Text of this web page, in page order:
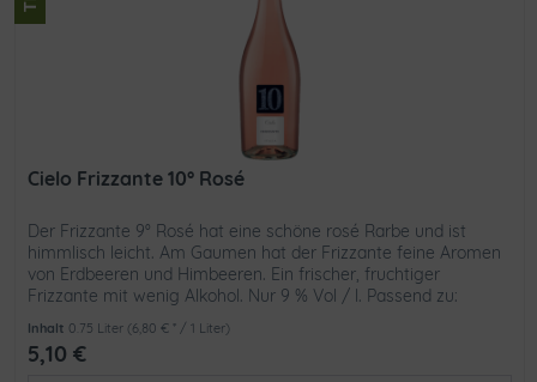
Cielo Frizzante 10° Rosé
Der Frizzante 9° Rosé hat eine schöne rosé Rarbe und ist
himmlisch leicht. Am Gaumen hat der Frizzante feine Aromen
von Erdbeeren und Himbeeren. Ein frischer, fruchtiger
Frizzante mit wenig Alkohol. Nur 9 % Vol / l. Passend zu:
Inhalt 0.75 Liter (6,80 € * / 1 Liter)
5,10 €